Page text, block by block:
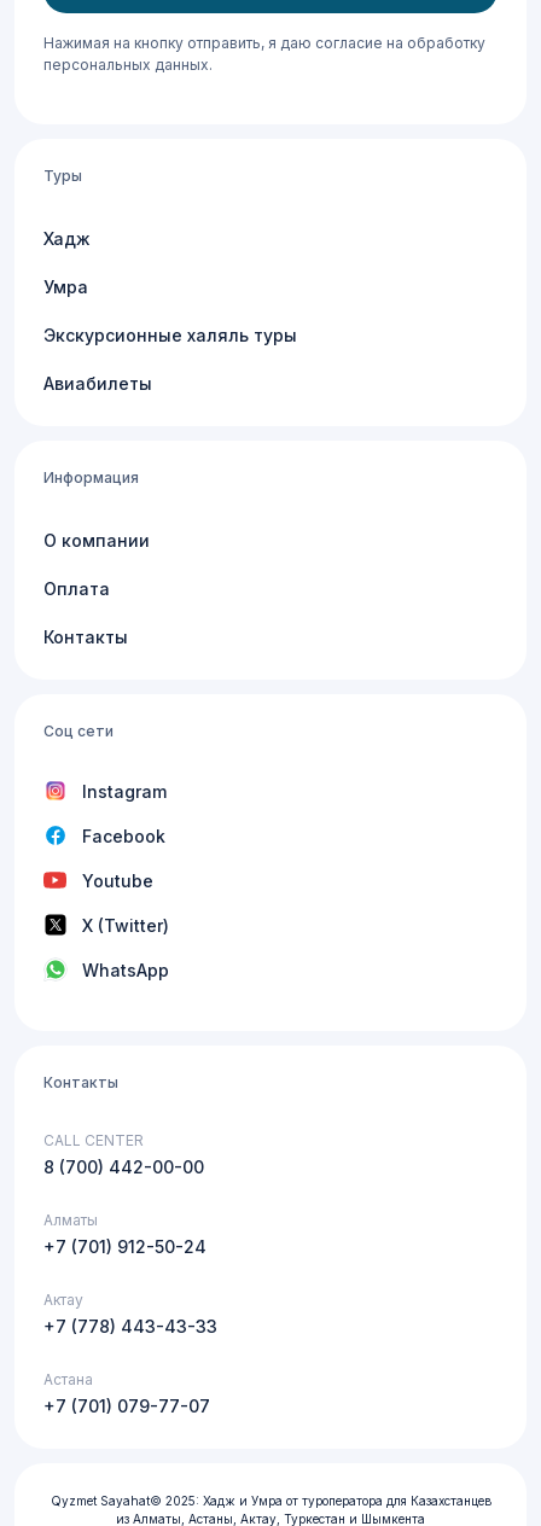
Нажимая на кнопку отправить, я даю согласие на обработку
персональных данных.
Туры
Хадж
Умра
Экскурсионные халяль туры
Авиабилеты
Информация
О компании
Оплата
Контакты
Соц сети
Instagram
Facebook
Youtube
X (Twitter)
WhatsApp
Контакты
CALL CENTER
8 (700) 442-00-00
Алматы
+7 (701) 912-50-24
Актау
+7 (778) 443-43-33
Астана
+7 (701) 079-77-07
Qyzmet Sayahat© 2025: Хадж и Умра от туроператора для Казахстанцев
из Алматы, Астаны, Актау, Туркестан и Шымкента